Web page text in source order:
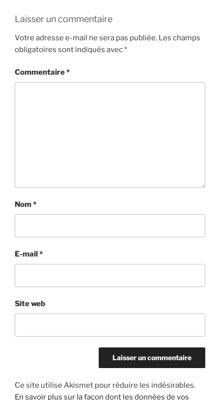
Laisser un commentaire
Votre adresse e-mail ne sera pas publiée. Les champs
obligatoires sont indiqués avec*
Commentaire*
Nom*
E-mail*
Site web
Ce site utilise Akismet pour réduire les indésirables.
En savoir plus sur la façon dont les données de vos